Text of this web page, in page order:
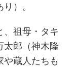
）。
、祖母・タキ
太郎（神木隆
や蔵人たちも